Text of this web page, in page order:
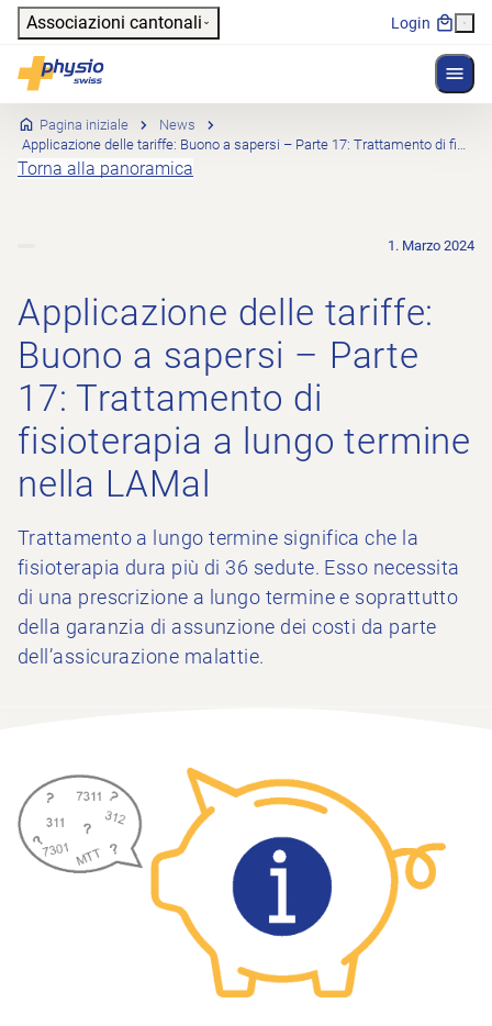
Header
Associazioni cantonali Login
Physioswiss
Navigazione principale
Pagina iniziale
News
Applicazione delle tariffe: Buono a sapersi – Parte 17: Trattamento di fisioterapia a lungo termine nella LAMal
Torna alla panoramica
1. Marzo 2024
Applicazione delle tariffe:
Buono a sapersi – Parte
17: Trattamento di
fisioterapia a lungo termine
nella LAMal
Trattamento a lungo termine significa che la
fisioterapia dura più di 36 sedute. Esso necessita
di una prescrizione a lungo termine e soprattutto
della garanzia di assunzione dei costi da parte
dell’assicurazione malattie.